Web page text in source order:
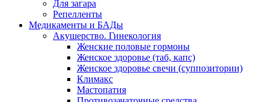
Для загара
Репелленты
Медикаменты и БАДы
Акушерство. Гинекология
Женские половые гормоны
Женское здоровье (таб, капс)
Женское здоровье свечи (суппозитории)
Климакс
Мастопатия